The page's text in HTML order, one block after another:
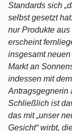
Standards sich
selbst gesetzt
nur Produkte
erscheint
insgesamt
Markt an
indessen mit
Antragsgegnerin
Schließlich ist
das mit „unser
Gesicht“ wirbt,